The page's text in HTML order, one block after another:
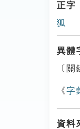
正字
狐
異體
〔關
《字
資料